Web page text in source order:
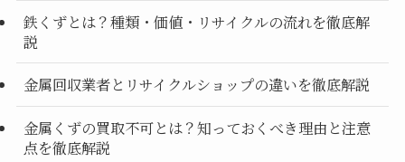
鉄くずとは？種類・価値・リサイクルの流れを徹底解
説
金属回収業者とリサイクルショップの違いを徹底解説
金属くずの買取不可とは？知っておくべき理由と注意
点を徹底解説